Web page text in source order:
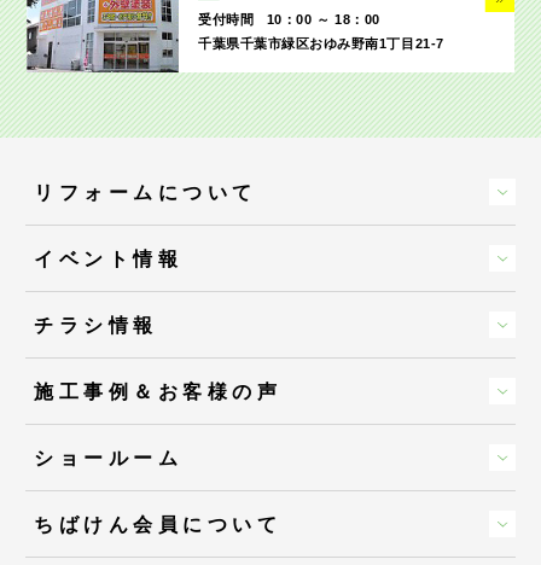
受付時間
10：00 ～ 18：00
千葉県千葉市緑区おゆみ野南1丁目21-7
リフォームについて
イベント情報
チラシ情報
施工事例＆お客様の声
ショールーム
ちばけん会員について